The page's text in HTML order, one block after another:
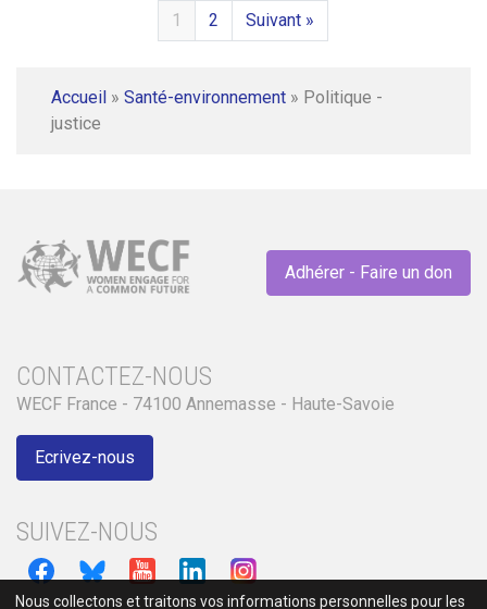
1 2 Suivant »
Accueil » Santé-environnement » Politique -
justice
Adhérer - Faire un don
CONTACTEZ-NOUS
WECF France - 74100 Annemasse - Haute-Savoie
Ecrivez-nous
SUIVEZ-NOUS
Nous collectons et traitons vos informations personnelles pour les